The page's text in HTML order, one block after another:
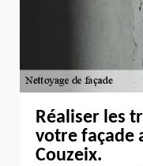
Réaliser les
votre façade
Couzeix.